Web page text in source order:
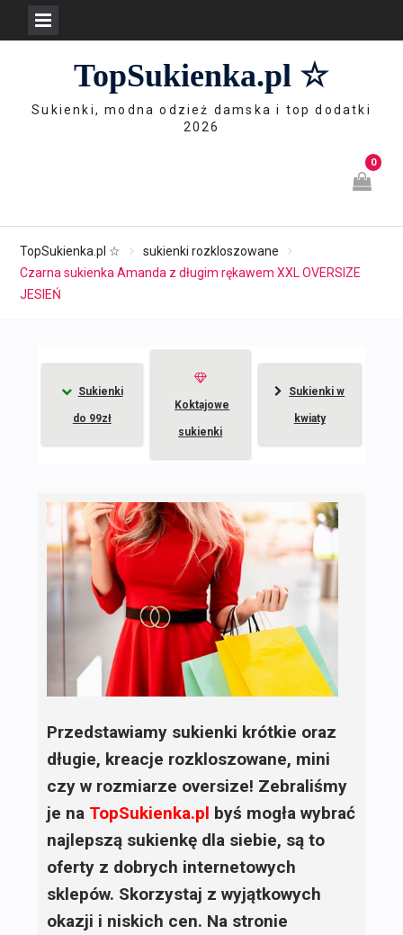
TopSukienka.pl ☆
Sukienki, modna odzież damska i top dodatki
2026
0
TopSukienka.pl ☆
sukienki rozkloszowane
Czarna sukienka Amanda z długim rękawem XXL OVERSIZE
JESIEŃ
Sukienki
do 99zł
Koktajowe
sukienki
Sukienki w
kwiaty
Przedstawiamy sukienki krótkie oraz
długie, kreacje rozkloszowane, mini
czy w rozmiarze oversize! Zebraliśmy
je na TopSukienka.pl byś mogła wybrać
najlepszą sukienkę dla siebie, są to
oferty z dobrych internetowych
sklepów. Skorzystaj z wyjątkowych
okazji i niskich cen. Na stronie